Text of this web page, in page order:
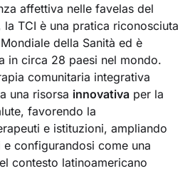
affettiva nelle favelas del
la TCI è una pratica riconosciuta
della Sanità ed è
in circa 28 paesi nel mondo.
comunitaria integrativa
una risorsa innovativa per la
favorendo la
e istituzioni, ampliando
configurandosi come una
contesto latinoamericano